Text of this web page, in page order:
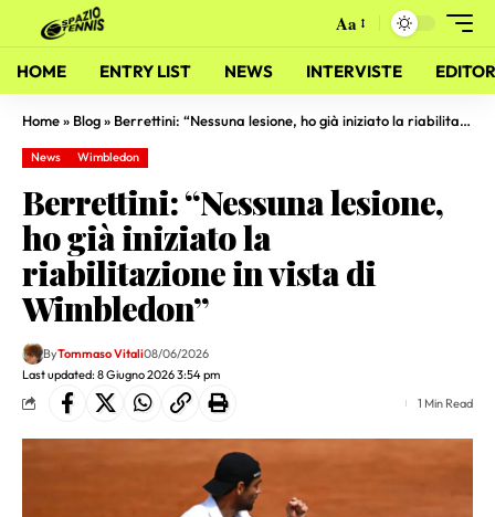
Aa
HOME ENTRY LIST NEWS INTERVISTE
Home» Blog» Berrettini: “Nessuna lesione, ho già iniziato la riabilitazione in vista di Wimbledon”
News Wimbledon
Berrettini: “Nessuna lesione,
ho già iniziato la
riabilitazione in vista di
Wimbledon”
Last updated: 8 Giugno 2026 3:54 pm
ByTommaso Vitali08/06/2026
1 Min Read